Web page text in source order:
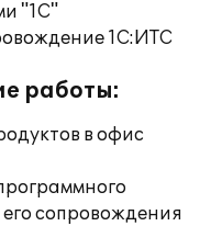
"1С"
1С:ИТС
работы:
в офис
сопровождения